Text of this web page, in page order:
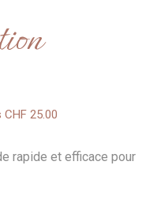
CHF 25.00
rapide et efficace pour